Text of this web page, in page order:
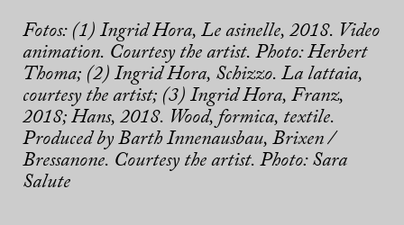
Fotos: (1) Ingrid Hora, Le asinelle, 2018. Video
animation. Courtesy the artist. Photo: Herbert
Thoma; (2) Ingrid Hora, Schizzo. La lattaia,
courtesy the artist; (3) Ingrid Hora, Franz,
2018; Hans, 2018. Wood, formica, textile.
Produced by Barth Innenausbau, Brixen /
Bressanone. Courtesy the artist. Photo: Sara
Salute